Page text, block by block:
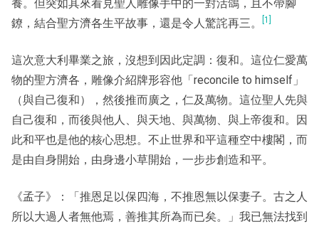
養。但突如其來看見聖人雕像手中的一對活鴿，且不帶腳
鐐，結合聖方濟各生平故事，還是令人驚詫再三。
[1]
這次意大利畢業之旅，沒想到因此定調：復和。這位仁愛萬
物的聖方濟各，雕像介紹牌形容他「reconcile to himself」
（與自己復和），然後推而廣之，仁及萬物。這位聖人先與
自己復和，而後與他人、與天地、與萬物、與上帝復和。因
此和平也是他的核心思想。不止世界和平這種空中樓閣，而
是由自身開始，由身邊小草開始，一步步創造和平。
《孟子》：「推恩足以保四海，不推恩無以保妻子。古之人
所以大過人者無他焉，善推其所為而已矣。」我已無法找到